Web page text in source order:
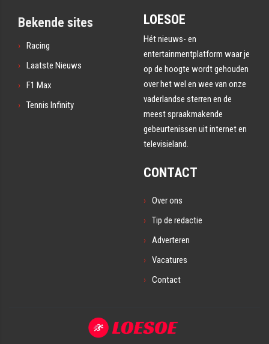
Bekende sites
Racing
Laatste Nieuws
F1 Max
Tennis Infinity
LOESOE
Hét nieuws- en
entertainmentplatform waar je
op de hoogte wordt gehouden
over het wel en wee van onze
vaderlandse sterren en de
meest spraakmakende
gebeurtenissen uit internet en
televisieland.
CONTACT
Over ons
Tip de redactie
Adverteren
Vacatures
Contact